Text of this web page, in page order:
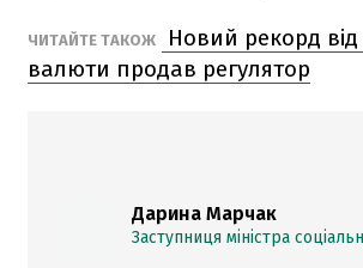
ЧИТАЙТЕ ТАКОЖ
Новий рекорд від
валюти продав регулятор
Дарина Марчак
Заступниця міністра